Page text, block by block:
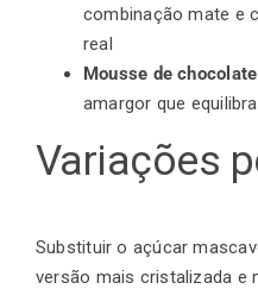
combinação mate e
real
Mousse de
amargor que
Variações
Substituir o açúcar
versão mais cristalizada e